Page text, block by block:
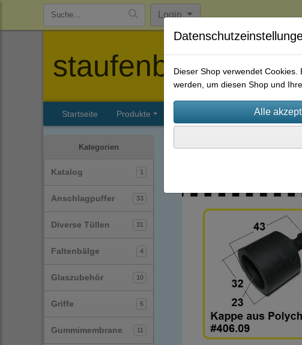
Login
staufenbiel-berlin
Startseite Produkte Firmenhistorie
Kategorien
Katalog 1
Anschlagpuffer 33
Diverse Tüllen 31
Faltenbälge 4
Glaszubehör 10
Griffe 5
Gummimembrane 11
Dieser Shop verwendet
werden, um diesen Shop und